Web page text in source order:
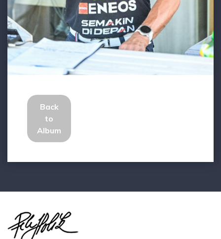
Back
to
Album